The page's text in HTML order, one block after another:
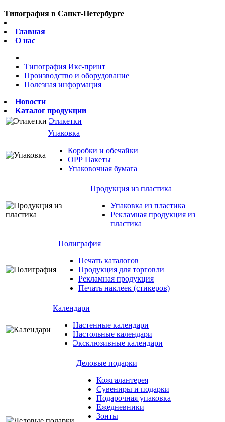
Типография в Санкт-Петербурге
Главная
О нас
Типография Икс-принт
Производство и оборудование
Полезная информация
Новости
Каталог продукции
Этикетки
Упаковка
Коробки и обечайки
ОРР Пакеты
Упаковочная бумага
Продукция из пластика
Упаковка из пластика
Рекламная продукция из
пластика
Полиграфия
Печать каталогов
Продукция для торговли
Рекламная продукция
Печать наклеек (стикеров)
Календари
Настенные календари
Настольные календари
Эксклюзивные календари
Деловые подарки
Кожгалантерея
Сувениры и подарки
Подарочная упаковка
Ежедневники
Зонты